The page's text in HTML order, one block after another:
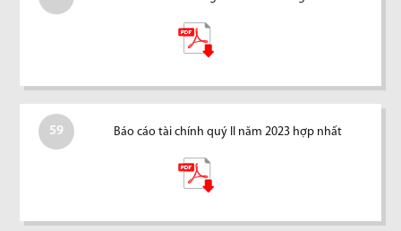
59 Báo cáo tài chính quý II năm 2023 hợp nhất